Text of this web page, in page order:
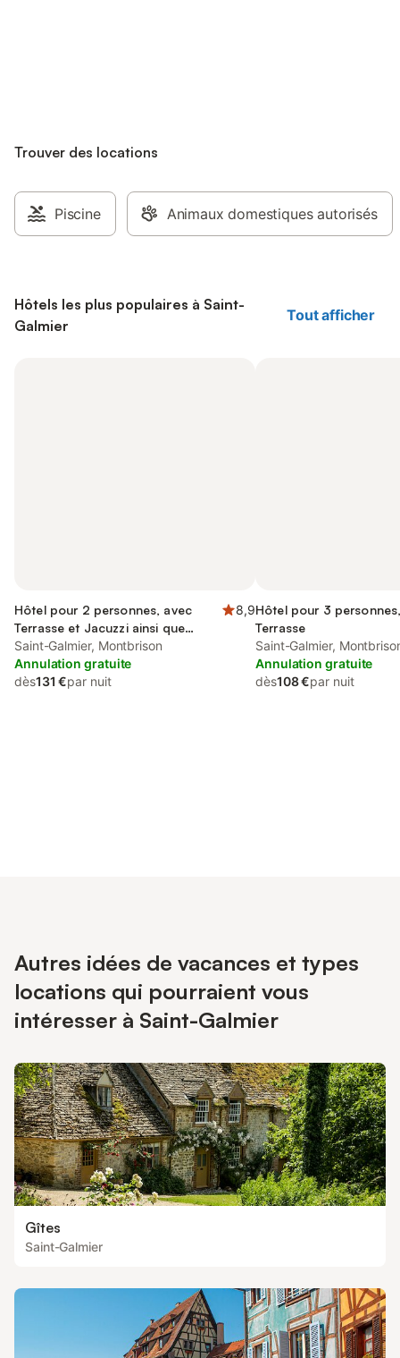
Trouver des locations
Piscine Animaux domestiques autorisés
Hôtels les plus populaires à Saint-
Galmier
Tout afficher
Hôtel pour 2 personnes, avec
Terrasse et Jacuzzi ainsi que
Jardin et Piscine
8,9
Saint-Galmier, Montbrison
Annulation gratuite
dès131 €par nuit
Hôtel pour 3
Terrasse
Saint-Galmier,
Annulation gratuite
dès108 €par nuit
Autres idées de vacances et types
locations qui pourraient vous
intéresser à Saint-Galmier
Gîtes
Saint-Galmier